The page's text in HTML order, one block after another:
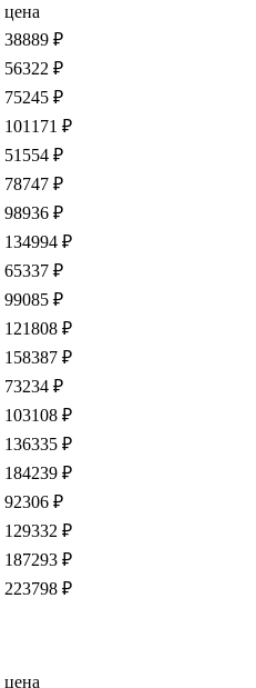
цена
38889 ₽
56322 ₽
75245 ₽
101171 ₽
51554 ₽
78747 ₽
98936 ₽
134994 ₽
65337 ₽
99085 ₽
121808 ₽
158387 ₽
73234 ₽
103108 ₽
136335 ₽
184239 ₽
92306 ₽
129332 ₽
187293 ₽
223798 ₽
цена